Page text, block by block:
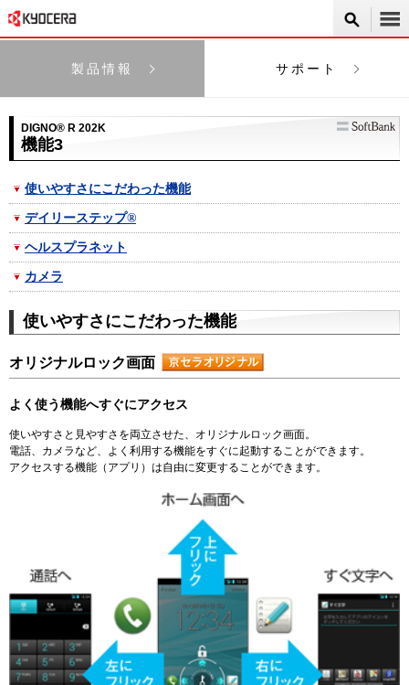
製品情報 サポート
DIGNO® R 202K
機能3
使いやすさにこだわった機能
デイリーステップ®
ヘルスプラネット
カメラ
使いやすさにこだわった機能
オリジナルロック画面
よく使う機能へすぐにアクセス
使いやすさと見やすさを両立させた、オリジナルロック画面。
電話、カメラなど、よく利用する機能をすぐに起動することができます。
アクセスする機能（アプリ）は自由に変更することができます。